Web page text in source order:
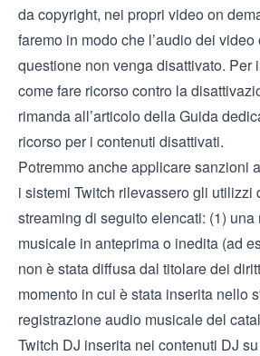
da copyright, nei propri video on
faremo in modo che l’audio dei
questione non venga disattivato. Per
come fare ricorso contro la
rimanda all’articolo della Guida
ricorso per i contenuti disattivati.
Potremmo anche applicare sanzioni
i sistemi Twitch rilevassero gli utilizzi
streaming di seguito elencati: (1)
musicale in anteprima o inedita (ad
non è stata diffusa dal titolare dei
momento in cui è stata inserita nello
registrazione audio musicale del
Twitch DJ inserita nei contenuti DJ